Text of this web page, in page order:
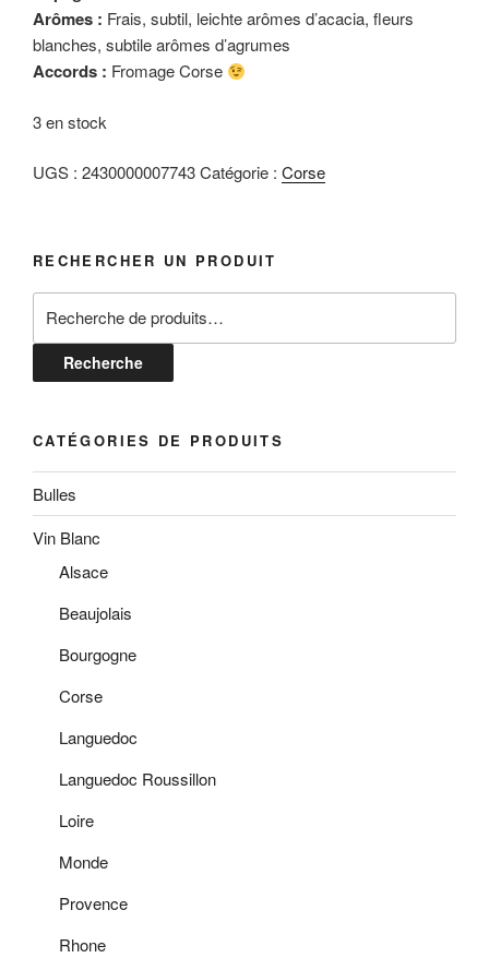
Arômes : Frais, subtil, leichte arômes d’acacia, fleurs
blanches, subtile arômes d’agrumes
Accords : Fromage Corse
3 en stock
UGS : 2430000007743Catégorie : Corse
RECHERCHER UN PRODUIT
pour :
Recherche
CATÉGORIES DE PRODUITS
Bulles
Vin Blanc
Alsace
Beaujolais
Bourgogne
Corse
Languedoc
Languedoc Roussillon
Loire
Monde
Provence
Rhone